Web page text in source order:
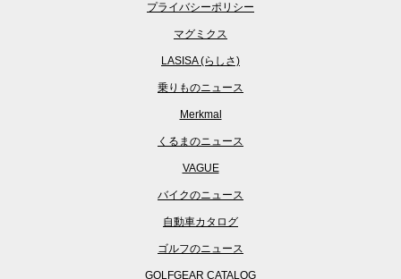
プライバシーポリシー
マグミクス
LASISA (らしさ)
乗りものニュース
Merkmal
くるまのニュース
VAGUE
バイクのニュース
自動車カタログ
ゴルフのニュース
GOLFGEAR CATALOG